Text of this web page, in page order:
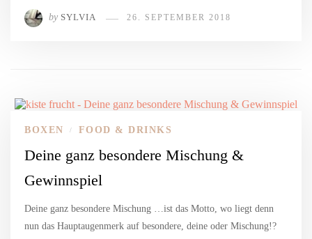
by SYLVIA 26. SEPTEMBER 2018
BOXEN / FOOD & DRINKS
Deine ganz besondere Mischung &
Gewinnspiel
Deine ganz besondere Mischung …ist das Motto, wo liegt denn
nun das Hauptaugenmerk auf besondere, deine oder Mischung!?